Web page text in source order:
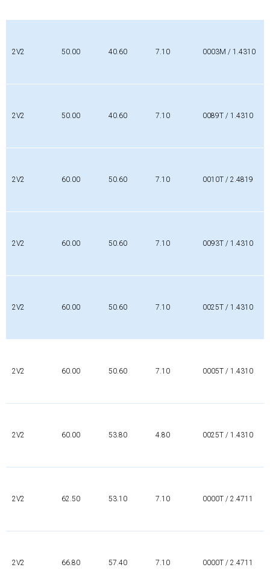
2V2 50.00 40.60 7.10 0003M / 1.4310
2V2 50.00 40.60 7.10 0089T / 1.4310
2V2 60.00 50.60 7.10 0010T / 2.4819
2V2 60.00 50.60 7.10 0093T / 1.4310
2V2 60.00 50.60 7.10 0025T / 1.4310
2V2 60.00 50.60 7.10 0005T / 1.4310
2V2 60.00 53.80 4.80 0025T / 1.4310
2V2 62.50 53.10 7.10 0000T / 2.4711
2V2 66.80 57.40 7.10 0000T / 2.4711